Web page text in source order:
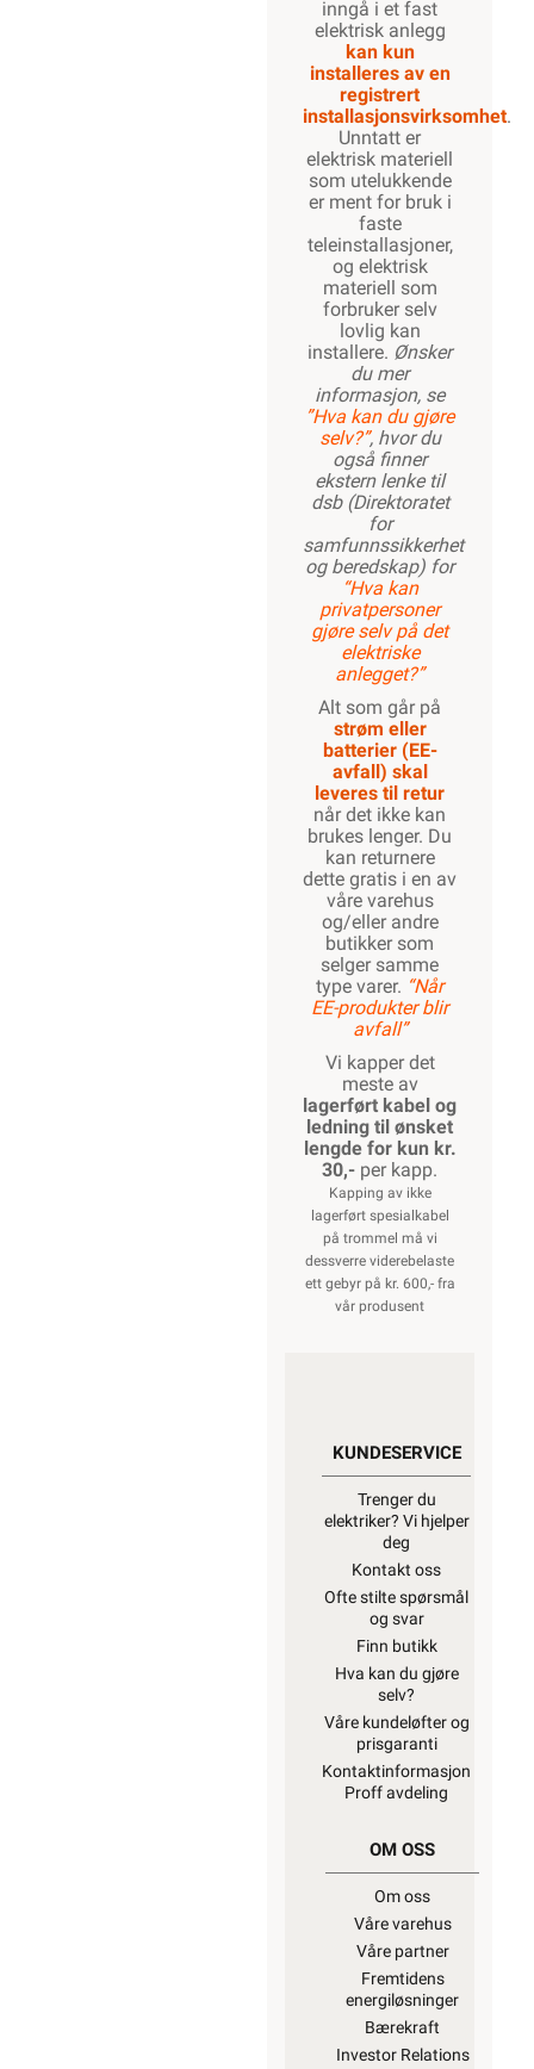
registrert
installasjonsvirksomhet
Farger
SortGråBrunBlå
G/G
Beskrivelse
Produktdetaljer
Miljøparametere
ETIM
Kundeomtale
Spørsmål og svar
Dokumentasjon
Tilbehør
Varianter av artikkel
Lagerstatus
Relevante
emneord
10mm²
amokabel
Brun RK
RK 10 Brun RIB
Vi er etter
Forskrift om
elektrisk utstyr
§ 21 pliktig til å
informere våre
forbrukere at
installasjonsmateriell
ment for å
installasjonsvirksomhet
Unntatt er
elektrisk
materiell som
utelukkende er
ment for bruk i
faste
teleinstallasjoner,
og elektrisk
materiell som
forbruker selv
lovlig kan
installere.
Ønsker du mer
informasjon, se
”Hva kan du
gjøre selv?”,
finner ekstern
lenke til dsb
(Direktoratet
for
samfunnssikkerhet
og beredskap)
“Hva kan
privatpersoner
gjøre selv på
det elektriske
anlegget?”